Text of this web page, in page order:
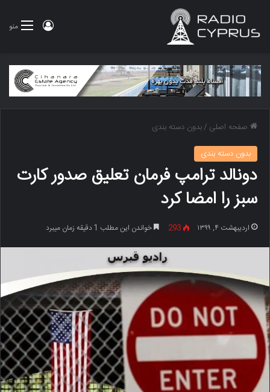
منو ورود
صفحه اصلی /بدون دسته بندی
بدون دسته بندی
دونالد ترامپ فرمان تعلیق صدور کارت
سبز را امضا کرد
اردیبهشت ۴, ۱۳۹۹ 293 خواندن این مطلب 1 دقیقه زمان میبرد